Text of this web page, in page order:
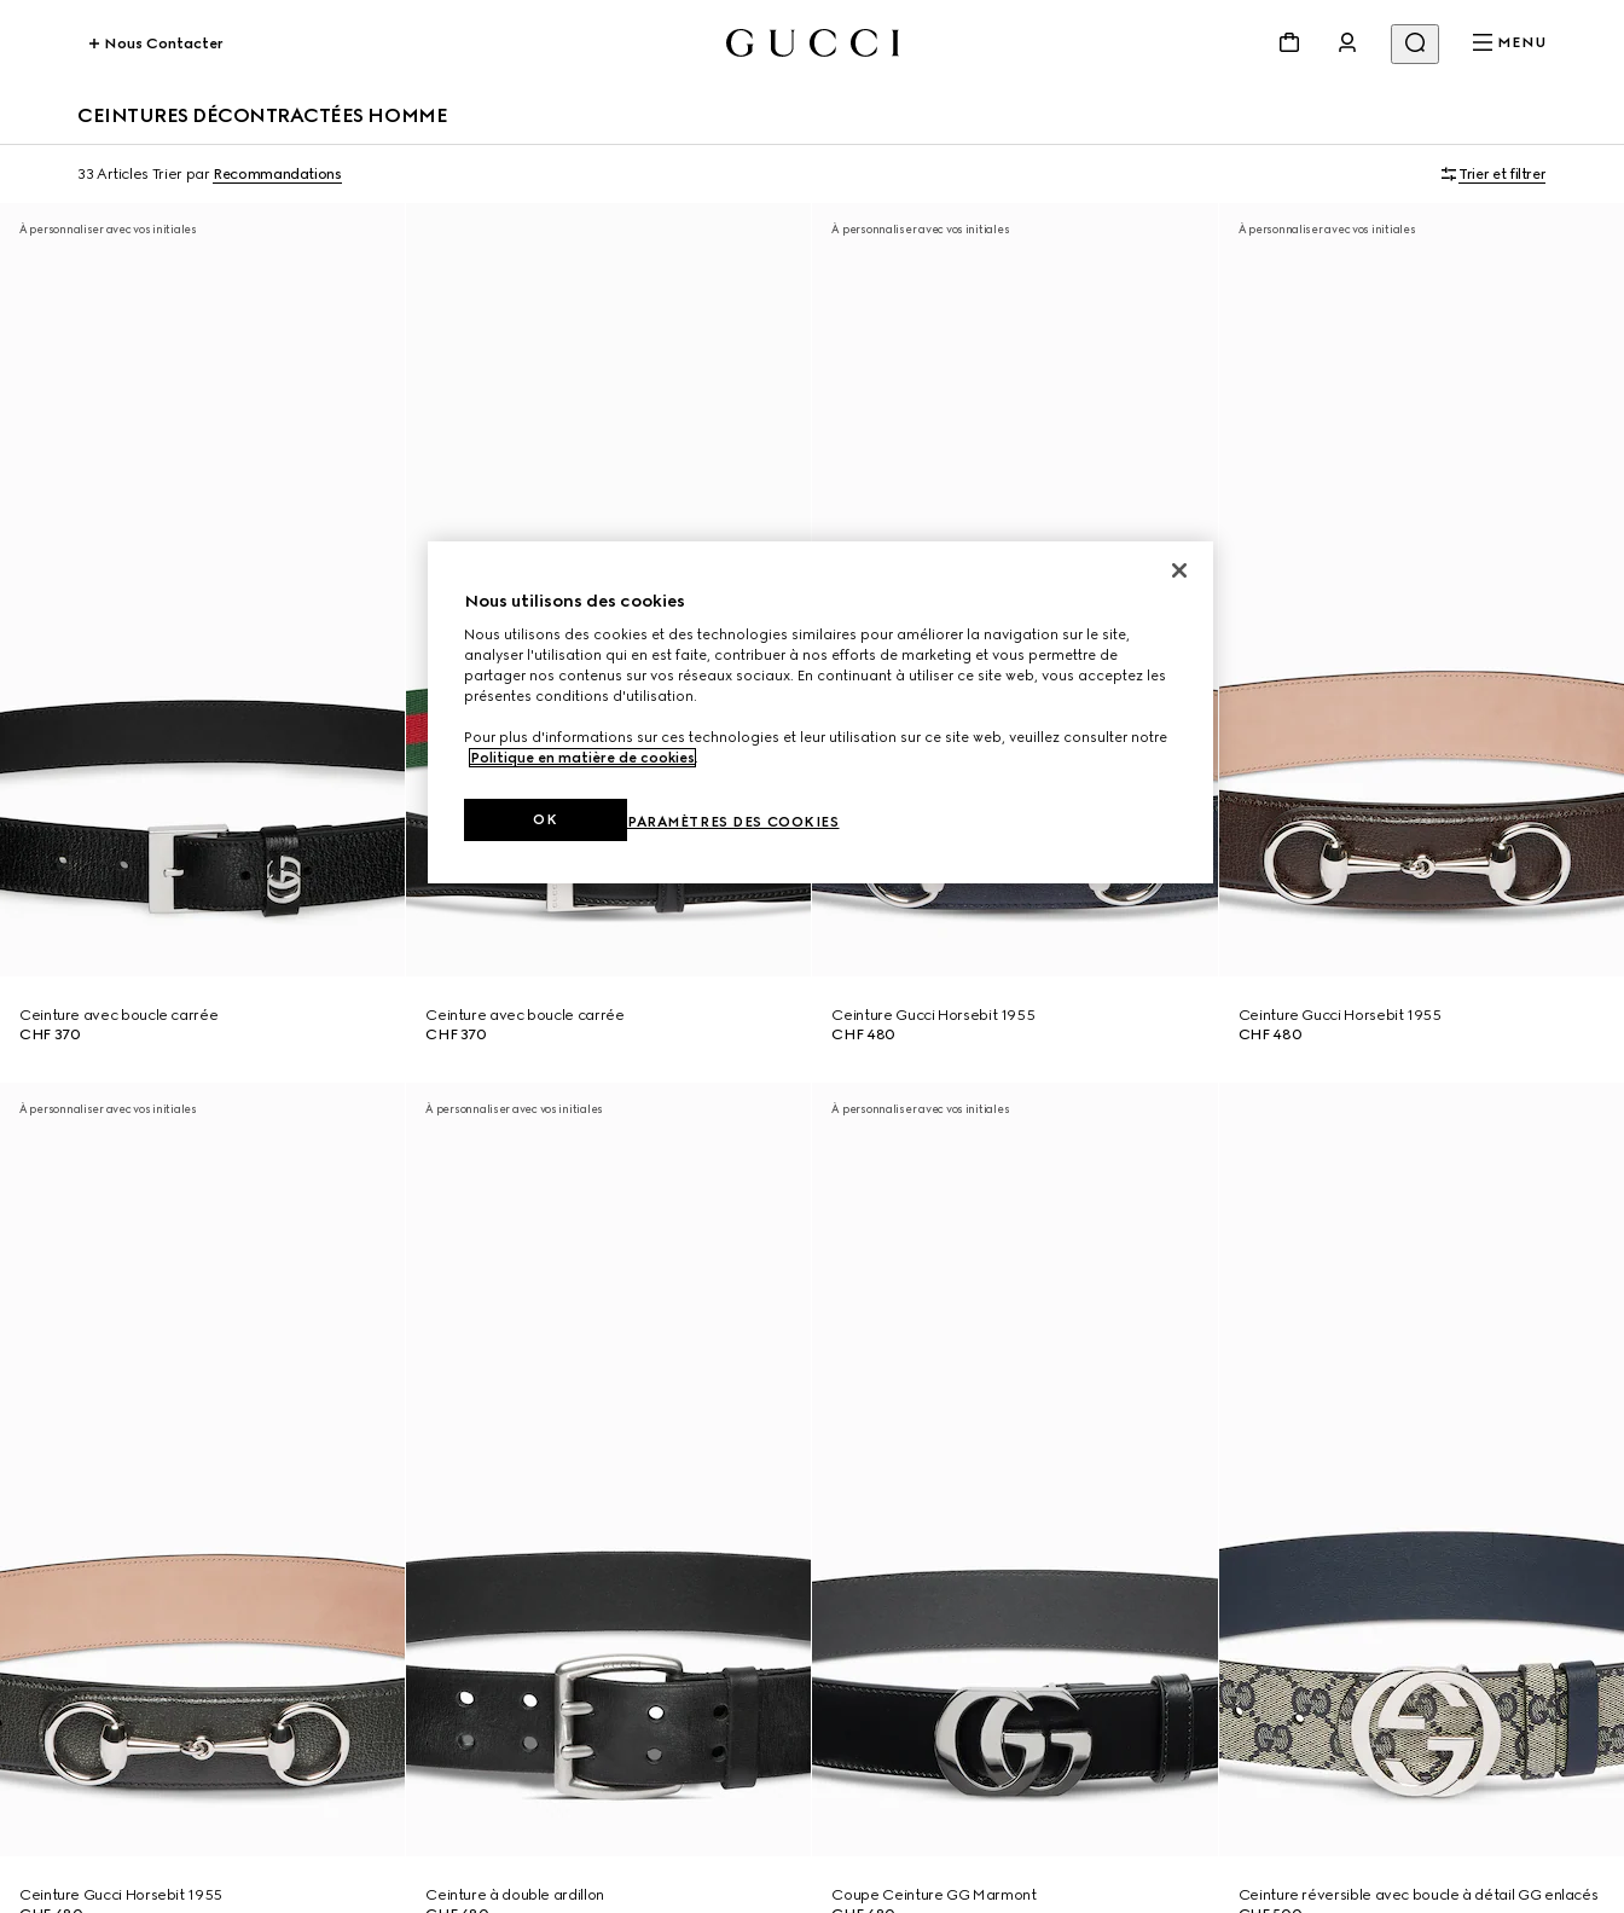
Nous Contacter MENU
CEINTURES DÉCONTRACTÉES HOMME
33 Articles Trier par Recommandations Trier et filtrer
À personnaliser avec vos initiales
Ceinture avec boucle carrée
CHF 370
Ceinture avec boucle carrée
CHF 370
À personnaliser avec vos initiales
Ceinture Gucci Horsebit 1955
CHF 480
À personnaliser avec vos initiales
Ceinture Gucci Horsebit 1955
CHF 480
À personnaliser avec vos initiales
Ceinture Gucci Horsebit 1955
À personnaliser avec vos initiales
Ceinture à double ardillon
À personnaliser avec vos initiales
Coupe Ceinture GG Marmont
Ceinture réversible avec boucle à détail GG enlacés
Nous utilisons des cookies
Nous utilisons des cookies et des technologies similaires pour améliorer la navigation sur le site,
analyser l'utilisation qui en est faite, contribuer à nos efforts de marketing et vous permettre de
partager nos contenus sur vos réseaux sociaux. En continuant à utiliser ce site web, vous acceptez les
présentes conditions d'utilisation.
Pour plus d'informations sur ces technologies et leur utilisation sur ce site web, veuillez consulter notre
Politique en matière de cookies.
PARAMÈTRES DES COOKIES
OK